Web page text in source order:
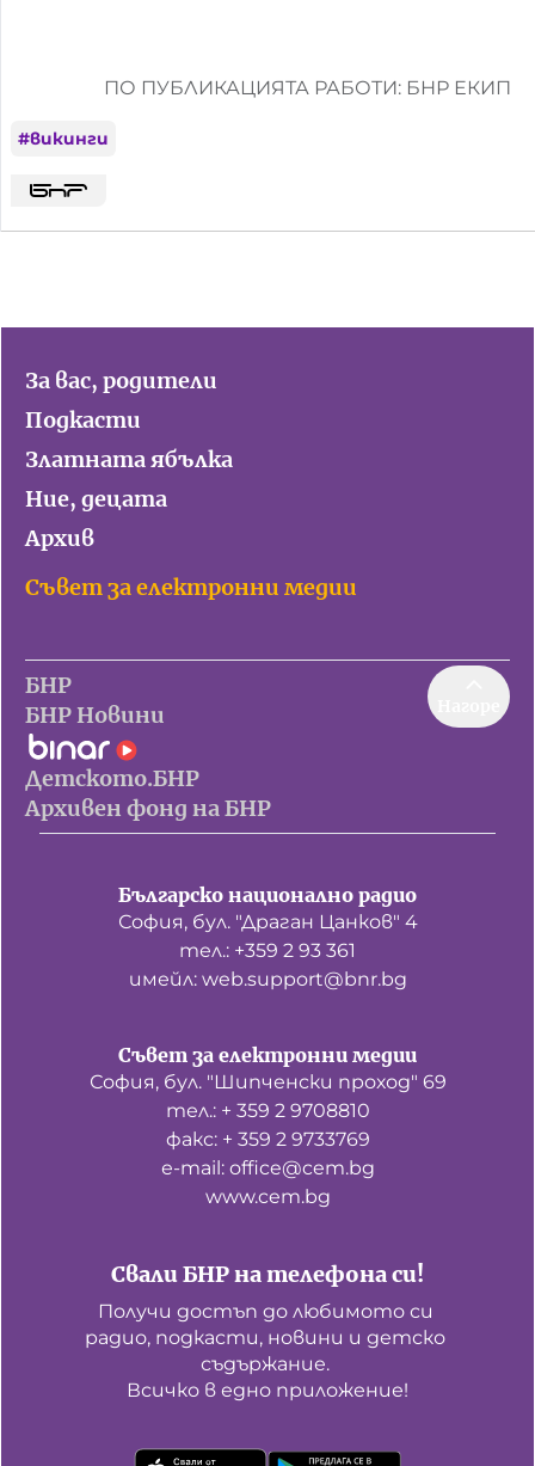
ПО ПУБЛИКАЦИЯТА РАБОТИ: БНР ЕКИП
#викинги
За вас, родители
Подкасти
Златната ябълка
Ние, децата
Архив
Съвет за електронни медии
БНР
БНР Новини
Детското.БНР
Архивен фонд на БНР
Българско национално радио
София, бул. "Драган Цанков" 4
тел.: +359 2 93 361
имейл: web.support@bnr.bg
Свали БНР на телефона си!
Получи достъп до любимото си
радио, подкасти, новини и детско
съдържание.
Всичко в едно приложение!
Съвет за електронни медии
София, бул. "Шипченски проход" 69
тел.: + 359 2 9708810
факс: + 359 2 9733769
е-mail: office@cem.bg
www.cem.bg